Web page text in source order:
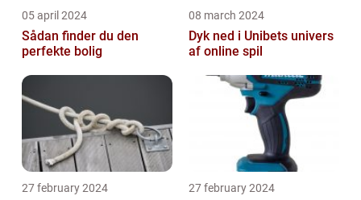
05 april 2024
Sådan finder du den
perfekte bolig
08 march 2024
Dyk ned i Unibets univers
af online spil
27 february 2024 27 february 2024